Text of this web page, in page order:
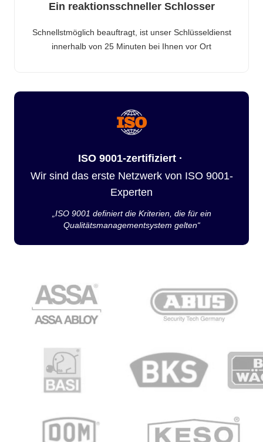
Ein reaktionsschneller Schlosser
Schnellstmöglich beauftragt, ist unser Schlüsseldienst
innerhalb von 25 Minuten bei Ihnen vor Ort
ISO 9001-zertifiziert ·
Wir sind das erste Netzwerk von ISO 9001-
Experten
„ISO 9001 definiert die Kriterien, die für ein
Qualitätsmanagementsystem gelten“